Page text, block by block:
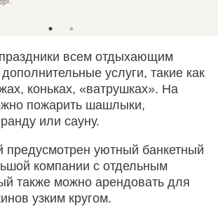
всем отдыхающим
услуги, такие как
коньках, «ватрушках». На
пожарить шашлыки,
или сауну.
предусмотрен уютный банкетный
компании с отдельным
также можно арендовать для
узким кругом.